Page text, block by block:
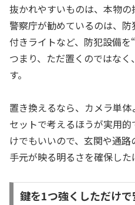
抜かれやすいものは、本物の
警察庁が勧めているのは、
付きライトなど、防犯設備を
つまり、ただ置くのではな
す。
置き換えるなら、カメラ単体
セットで考えるほうが実用
けでもいいので、玄関や通
手元が映る明るさを確保した
鍵を1つ強くしただけで